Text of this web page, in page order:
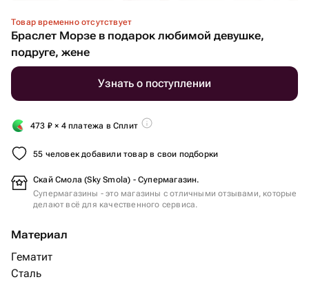
Товар временно отсутствует
Браслет Морзе в подарок любимой девушке,
подруге, жене
Узнать о поступлении
473 ₽ × 4 платежа в Сплит
55 человек добавили товар в свои подборки
Скай Смола (Sky Smola) - Супермагазин.
Супермагазины - это магазины с отличными отзывами, которые
делают всё для качественного сервиса.
Материал
Гематит
Сталь